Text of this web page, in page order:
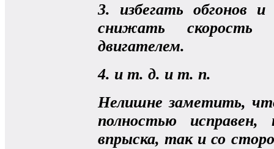
3. избегать обгонов
снижать
двигателем.
4. и т. д. и т. п.
Нелишне заметить,
полностью
впрыска, так и со